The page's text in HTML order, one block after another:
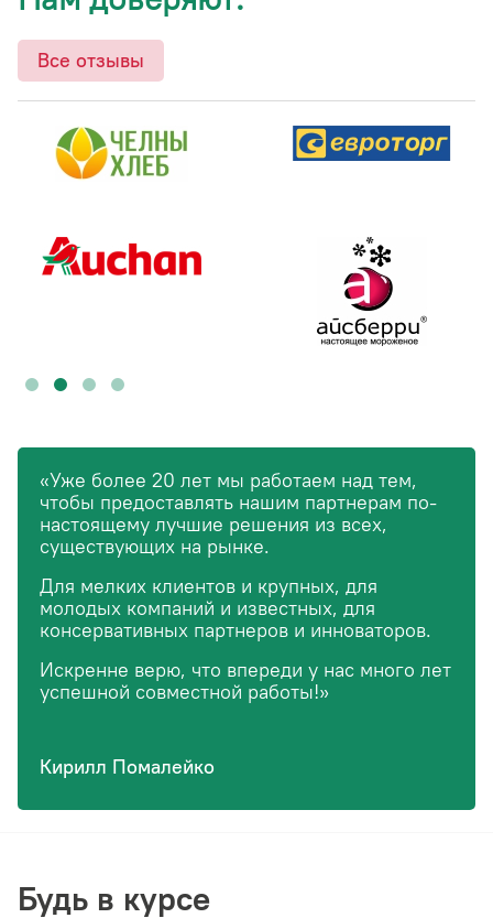
Все отзывы
«Уже более 20 лет мы работаем над тем,
чтобы предоставлять нашим партнерам по-
настоящему лучшие решения из всех,
существующих на рынке.
Для мелких клиентов и крупных, для
молодых компаний и известных, для
консервативных партнеров и инноваторов.
Искренне верю, что впереди у нас много лет
успешной совместной работы!»
Кирилл Помалейко
Будь в курсе